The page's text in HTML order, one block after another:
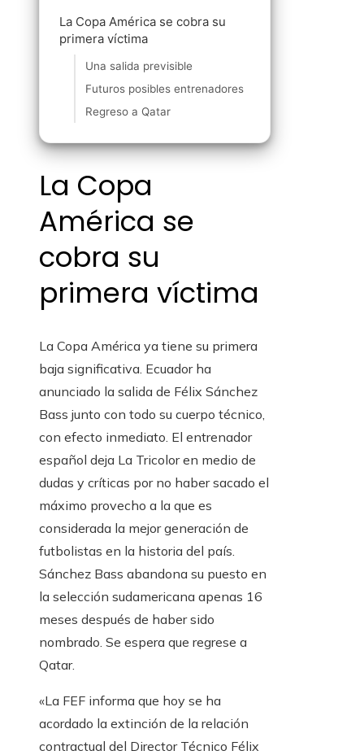
La Copa América se cobra su
primera víctima
Una salida previsible
Futuros posibles entrenadores
Regreso a Qatar
La Copa
América se
cobra su
primera víctima
La Copa América ya tiene su primera
baja significativa. Ecuador ha
anunciado la salida de Félix Sánchez
Bass junto con todo su cuerpo técnico,
con efecto inmediato. El entrenador
español deja La Tricolor en medio de
dudas y críticas por no haber sacado el
máximo provecho a la que es
considerada la mejor generación de
futbolistas en la historia del país.
Sánchez Bass abandona su puesto en
la selección sudamericana apenas 16
meses después de haber sido
nombrado. Se espera que regrese a
Qatar.
«La FEF informa que hoy se ha
acordado la extinción de la relación
contractual del Director Técnico Félix